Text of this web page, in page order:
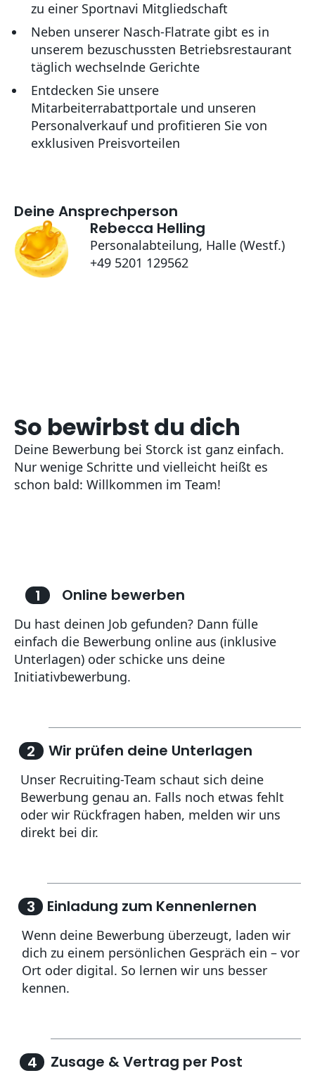
zu einer Sportnavi Mitgliedschaft
Neben unserer Nasch-Flatrate gibt es in
unserem bezuschussten Betriebsrestaurant
täglich wechselnde Gerichte
Entdecken Sie unsere
Mitarbeiterrabattportale und unseren
Personalverkauf und profitieren Sie von
exklusiven Preisvorteilen
Deine Ansprechperson
Rebecca Helling
Personalabteilung, Halle (Westf.)
+49 5201 129562
So bewirbst du dich
Deine Bewerbung bei Storck ist ganz einfach.
Nur wenige Schritte und vielleicht heißt es
1 Online bewerben
Du hast deinen Job gefunden? Dann fülle
einfach die Bewerbung online aus (inklusive
Unterlagen) oder schicke uns deine
2 Wir prüfen deine Unterlagen
Unser Recruiting-Team schaut sich deine
Bewerbung genau an. Falls noch etwas fehlt
oder wir Rückfragen haben, melden wir uns
3 Einladung zum Kennenlernen
Wenn deine Bewerbung überzeugt, laden wir
dich zu einem persönlichen Gespräch ein – vor
Ort oder digital. So lernen wir uns besser
4 Zusage & Vertrag per Post